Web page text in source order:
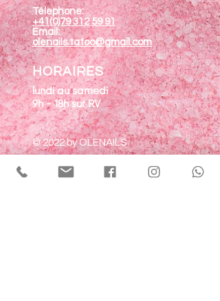
Télephone:
+41(0)79 312 59 91
Email:
olenails.tatoo@gmail.com
HORAIRES
lundi au samedi
9h - 18h sur RV
© 2022 by OLENAILS